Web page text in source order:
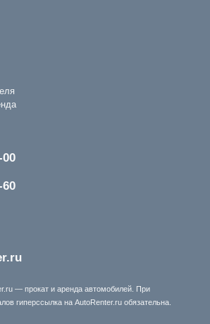
00
60
— прокат и аренда автомобилей. При
гиперссылка на AutoRenter.ru обязательна.